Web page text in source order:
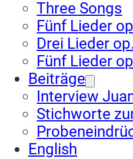
Three Songs
Fünf Lieder
Drei Lieder
Fünf Lieder
Beiträge
Interview
Stichworte
English